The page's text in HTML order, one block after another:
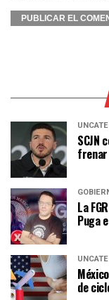
SCJN
La
Puga
de